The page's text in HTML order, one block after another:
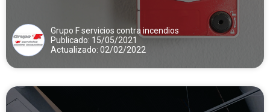
Grupo F servicios contra incendios
Publicado: 15/05/2021
Actualizado: 02/02/2022